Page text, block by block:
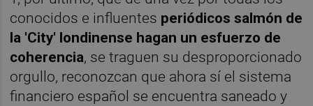
conocidos e influentes periódicos salmón de
la 'City' londinense hagan un esfuerzo de
coherencia, se traguen su desproporcionado
orgullo, reconozcan que ahora sí el sistema
financiero español se encuentra saneado y